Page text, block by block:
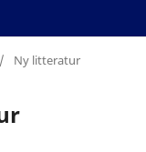
/ Ny litteratur